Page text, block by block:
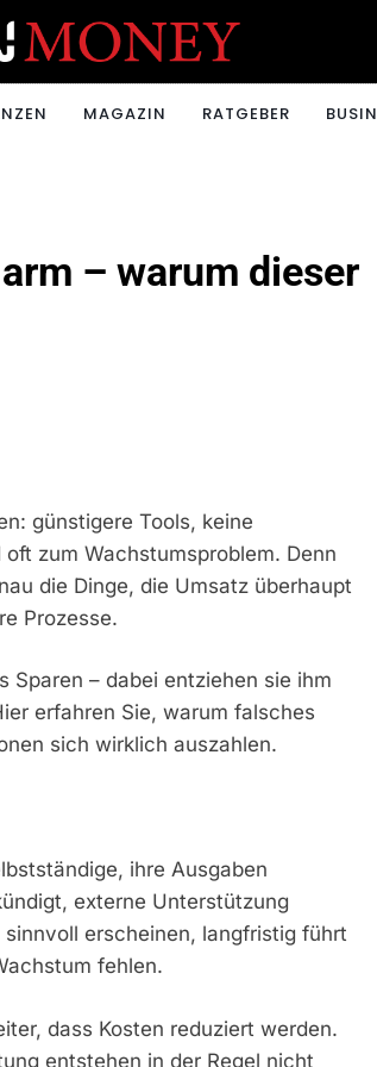
MAGAZIN RATGEBER
– warum dieser
günstigere Tools, keine
zum Wachstumsproblem. Denn
die Dinge, die Umsatz überhaupt
Prozesse.
Sparen – dabei entziehen sie ihm
erfahren Sie, warum falsches
sich wirklich auszahlen.
ihre Ausgaben
externe Unterstützung
erscheinen, langfristig führt
fehlen.
dass Kosten reduziert werden.
entstehen in der Regel nicht